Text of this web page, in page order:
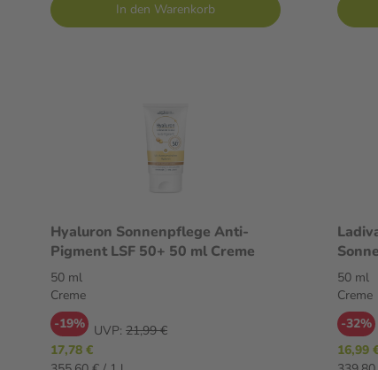
In den Warenkorb
Hyaluron Sonnenpflege Anti-
Pigment LSF 50+ 50 ml Creme
50 ml
Creme
-19% UVP: 21,99 €
17,78 €
50+:
& E,
50 ml
Creme
-32%
16,99